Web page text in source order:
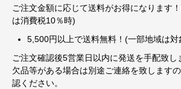
ご注文金額に応じて送料がお得になります
は消費税10％時)
5,500円以上で送料無料！(一部地域は対
ご注文確認後5営業日以内に発送を手配致し
欠品等がある場合は別途ご連絡を致します
認ください。